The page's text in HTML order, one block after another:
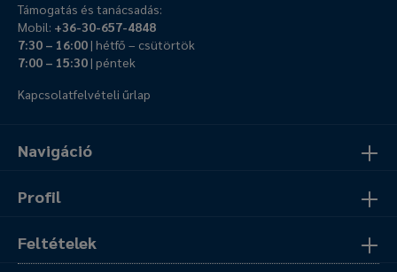
Navigáció
Profil
Feltételek
Támogatás és tanácsadás:
Mobil: +36-30-657-4848
7:30 – 16:00| hétfő – csütörtök
7:00 – 15:30| péntek
Kapcsolatfelvételi űrlap